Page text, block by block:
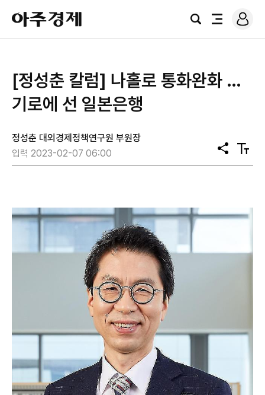
아
주
경
검
전
로
그
[정성춘 칼럼] 나홀로 통화완화 …
기로에 선 일본은행
정성춘 대외경제정책연구원 부원장
입력 2023-02-07 06:00
공
유
텍
스